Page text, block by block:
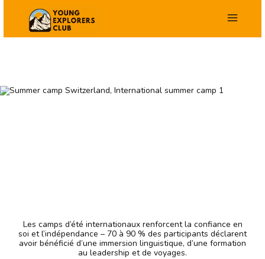
contenu
Les camps d’été internationaux renforcent la confiance en
soi et l’indépendance – 70 à 90 % des participants déclarent
avoir bénéficié d’une immersion linguistique, d’une formation
au leadership et de voyages.